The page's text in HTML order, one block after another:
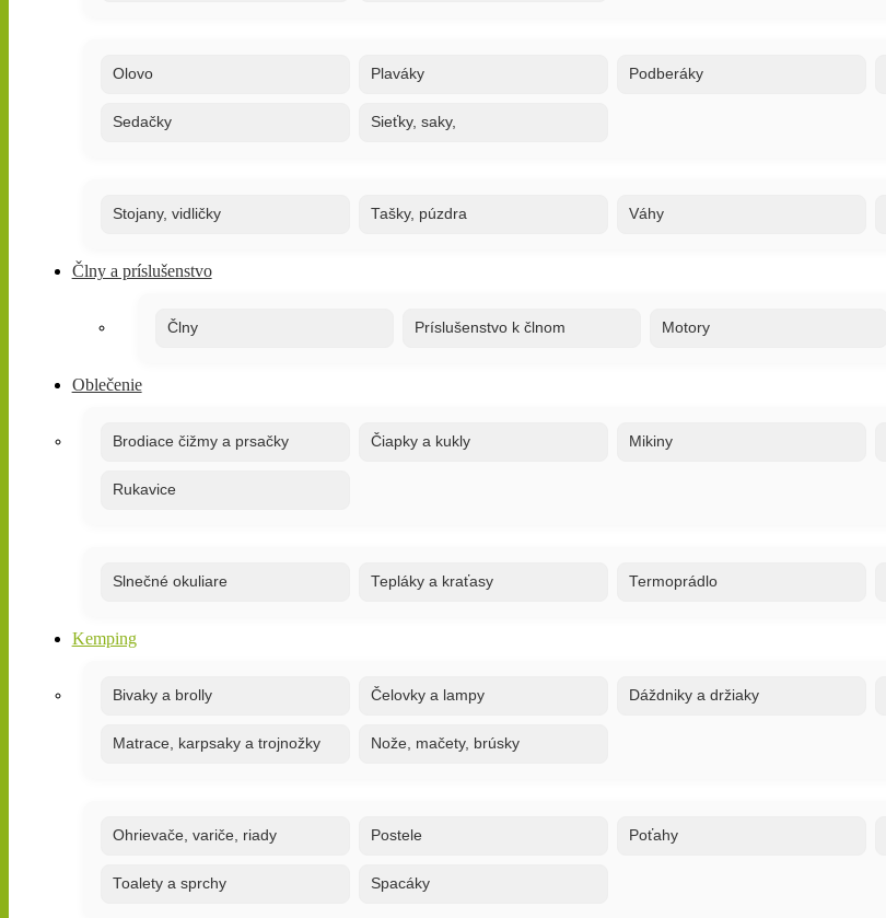
Olovo Plaváky Podberáky
Sedačky Sieťky, saky,
Stojany, vidličky Tašky, púzdra Váhy
Člny a príslušenstvo
Člny Príslušenstvo k člnom Motory
Oblečenie
Brodiace čižmy a prsačky Čiapky a kukly Mikiny
Rukavice
Slnečné okuliare Tepláky a kraťasy Termoprádlo
Kemping
Bivaky a brolly Čelovky a lampy Dáždniky a držiaky
Matrace, karpsaky a trojnožky Nože, mačety, brúsky
Ohrievače, variče, riady Postele Poťahy
Toalety a sprchy Spacáky